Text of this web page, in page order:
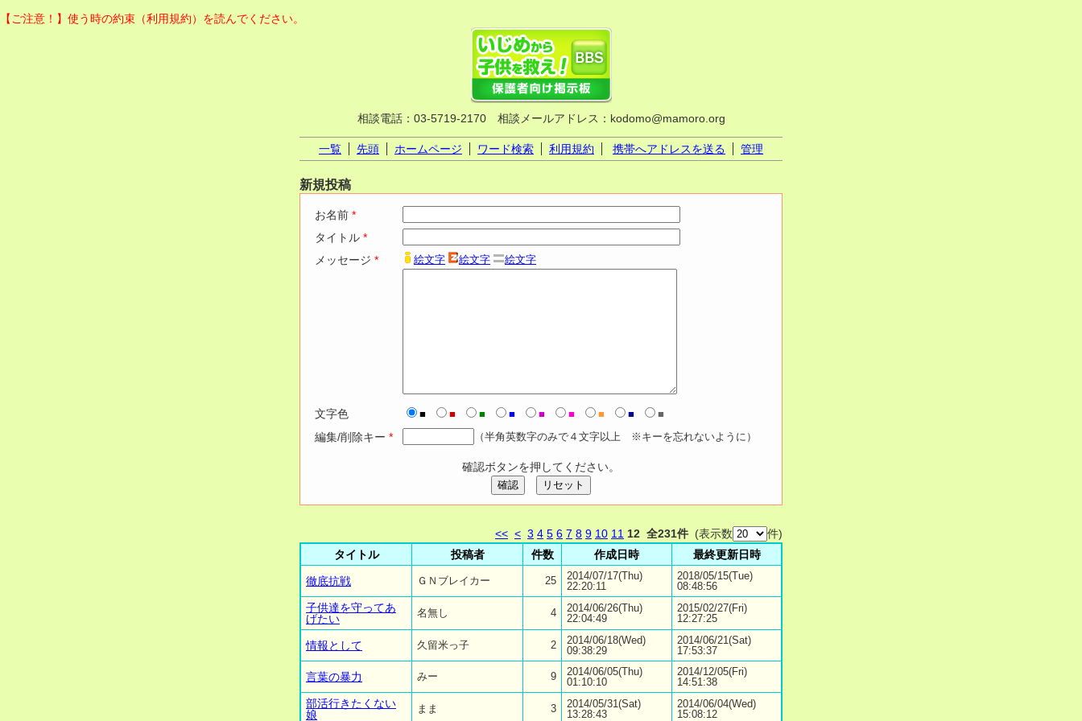
【ご注意！】使う時の約束（利用規約）を読んでください。
相談電話：03-5719-2170 相談メールアドレス：kodomo@mamoro.org
一覧 先頭 ホームページ ワード検索 利用規約 携帯へアドレスを送る 管理
新規投稿
お名前 *
タイトル *
メッセージ * 絵文字 絵文字 絵文字
文字色 ■ ■ ■ ■ ■ ■ ■ ■ ■
編集/削除キー * （半角英数字のみで４文字以上 ※キーを忘れないように）
確認ボタンを押してください。
確認 リセット
<< < 3 4 5 6 7 8 9 10 11 12 全231件 (表示数
件)
タイトル
投稿者 件数 作成日時 最終更新日時
徹底抗戦 ＧＮブレイカー 25
2014/07/17(Thu)
22:20:11
2018/05/15(Tue)
08:48:56
子供達を守ってあ
げたい
名無し 4
2014/06/26(Thu)
22:04:49
2015/02/27(Fri)
12:27:25
情報として 久留米っ子 2
2014/06/18(Wed)
09:38:29
2014/06/21(Sat)
17:53:37
言葉の暴力 みー 9
2014/06/05(Thu)
01:10:10
2014/12/05(Fri)
14:51:38
部活行きたくない
娘
まま 3
2014/05/31(Sat)
13:28:43
2014/06/04(Wed)
15:08:12